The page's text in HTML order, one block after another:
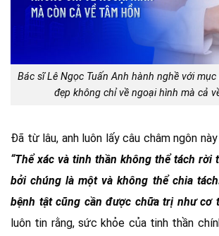
Bác sĩ Lê Ngọc Tuấn Anh hành nghề với
đẹp không chỉ về ngoại hình mà cả
Đã từ lâu, anh luôn lấy câu châm ngôn
“Thể xác và tinh thần không thể tách rời
bởi chúng là một và không thể chia
bệnh tật cũng cần được chữa trị như cơ
luôn tin rằng, sức khỏe của tinh thần